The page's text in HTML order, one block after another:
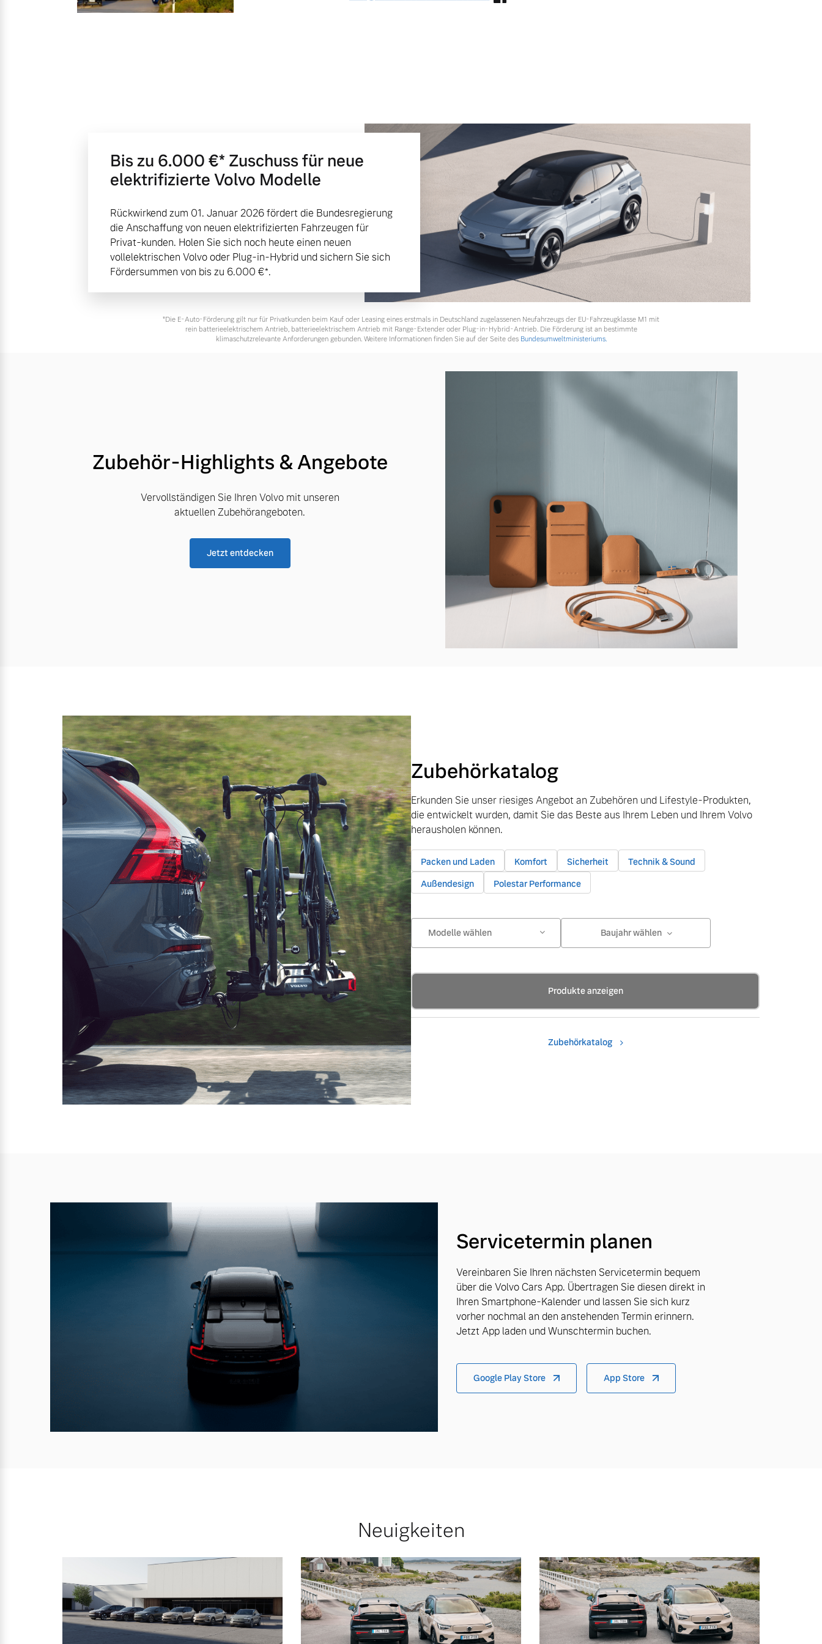
Bis zu 6.000 €⁠* Zuschuss für neue
elektrifizierte Volvo Modelle
Rückwirkend zum 01. Januar 2026 fördert die Bundesregierung
die Anschaffung von neuen elektrifizierten Fahrzeugen für
Privat-kunden. Holen Sie sich noch heute einen neuen
vollelektrischen Volvo oder Plug-in-Hybrid und sichern Sie sich
Fördersummen von bis zu 6.000 €⁠*.
*Die E‑Auto-Förderung gilt nur für Privatkunden beim Kauf oder Leasing eines erstmals in Deutschland zugelassenen Neufahrzeugs der EU-Fahrzeugklasse M1 mit
rein batterieelektrischem Antrieb, batterieelektrischem Antrieb mit Range-Extender oder Plug-in-Hybrid-Antrieb. Die Förderung ist an bestimmte
klimaschutzrelevante Anforderungen gebunden. Weitere Informationen finden Sie auf der Seite des Bundesumweltministeriums.
Zubehör-Highlights & Angebote
Vervollständigen Sie Ihren Volvo mit unseren
aktuellen Zubehörangeboten.
Jetzt entdecken
Zubehörkatalog
Erkunden Sie unser riesiges Angebot an Zubehören und Lifestyle-Produkten,
die entwickelt wurden, damit Sie das Beste aus Ihrem Leben und Ihrem Volvo
herausholen können.
Packen und Laden Komfort Sicherheit
Technik & Sound
Außendesign
Polestar Performance
Modelle wählen Baujahr wählen
Produkte anzeigen
Zubehörkatalog
Servicetermin planen
Vereinbaren Sie Ihren nächsten Servicetermin bequem
über die Volvo Cars App. Übertragen Sie diesen direkt in
Ihren Smartphone-Kalender und lassen Sie sich kurz
vorher nochmal an den anstehenden Termin erinnern.
Jetzt App laden und Wunschtermin buchen.
Google Play Store App Store
Neuigkeiten